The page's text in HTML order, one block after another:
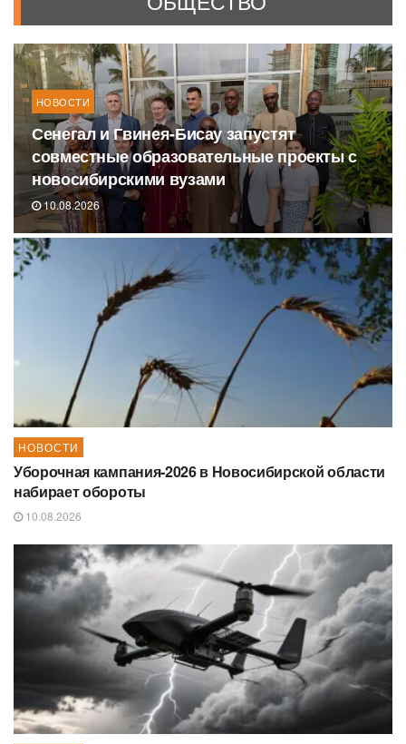
НОВОСТИ
Сенегал и Гвинея-Бисау запустят
совместные образовательные проекты с
новосибирскими вузами
10.08.2026
НОВОСТИ
Уборочная кампания‑2026 в Новосибирской области
набирает обороты
10.08.2026